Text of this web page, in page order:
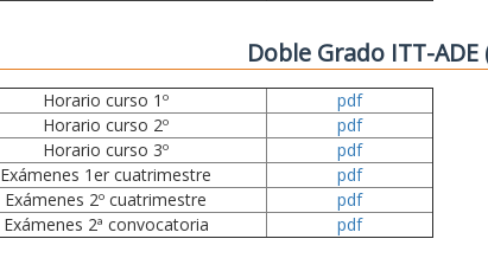
Doble Grado ITT-
Horario curso 1º
pdf
Horario curso 2º
pdf
Horario curso 3º
pdf
Exámenes 1er cuatrimestre
pdf
Exámenes 2º cuatrimestre
pdf
Exámenes 2ª convocatoria
pdf